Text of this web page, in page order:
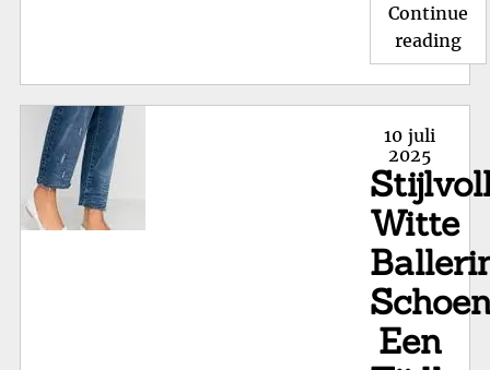
Continue
reading
Posted
on
10 juli
2025
Witte
Een